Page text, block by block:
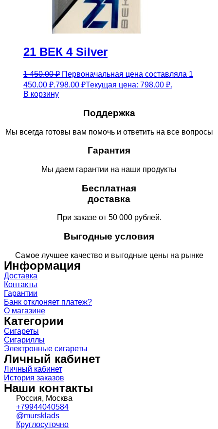
21 ВЕК 4 Silver
1 450.00₽ Первоначальная цена составляла 1
450.00 ₽.798.00 ₽Текущая цена: 798.00 ₽.
В корзину
Поддержка
Мы всегда готовы вам помочь и ответить на все вопросы
Гарантия
Мы даем гарантии на наши продукты
Бесплатная
доставка
При заказе от 50 000 рублей.
Выгодные условия
Самое лучшее качество и выгодные цены на рынке
Информация
Доставка
Контакты
Гарантии
Банк отклоняет платеж?
О магазине
Категории
Сигареты
Сигариллы
Электронные сигареты
Личный кабинет
Личный кабинет
История заказов
Наши контакты
Россия, Москва
+79944040584
@mursklads
Круглосуточно